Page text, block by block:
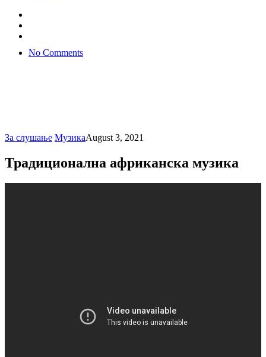
No Comments
За слушање МузикаAugust 3, 2021
Традиционална африканска музика